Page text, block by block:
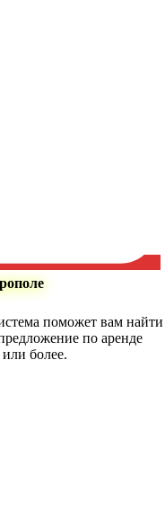
поможет вам найти
по аренде
более.